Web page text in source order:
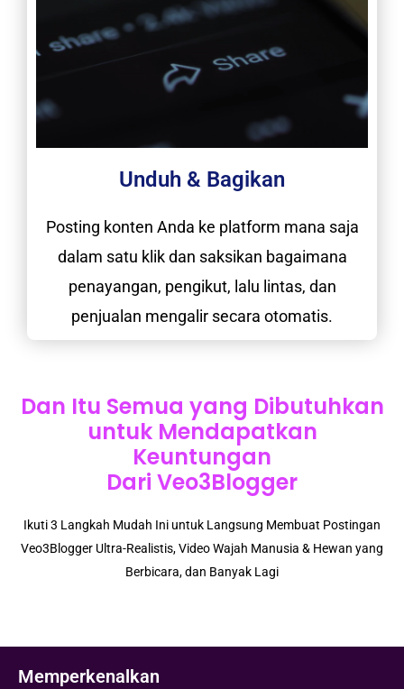
Unduh & Bagikan
Posting konten Anda ke platform mana saja
dalam satu klik dan saksikan bagaimana
penayangan, pengikut, lalu lintas, dan
penjualan mengalir secara otomatis.
Dan Itu Semua yang Dibutuhkan
untuk Mendapatkan
Keuntungan
Dari Veo3Blogger
Ikuti 3 Langkah Mudah Ini untuk Langsung Membuat Postingan
Veo3Blogger Ultra-Realistis, Video Wajah Manusia & Hewan yang
Berbicara, dan Banyak Lagi
Memperkenalkan